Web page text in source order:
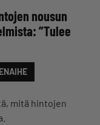
nousun
”Tulee
mitä hintojen